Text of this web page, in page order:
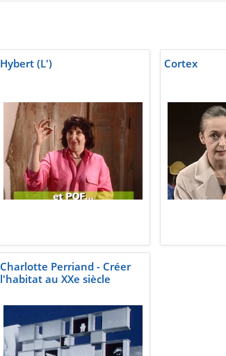
Hybert (L') Cortex
Charlotte Perriand - Créer
l'habitat au XXe siècle